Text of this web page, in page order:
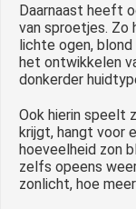
Daarnaast heeft
van sproetjes. Zo
lichte ogen,
het ontwikkelen
donkerder
Ook hierin speelt
krijgt, hangt voor
hoeveelheid zon
zelfs opeens
zonlicht, hoe